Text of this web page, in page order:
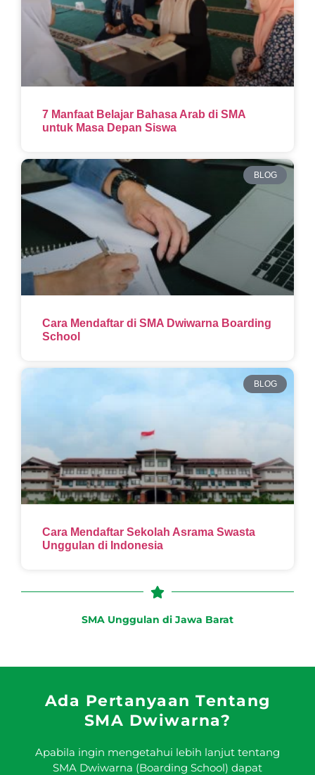
7 Manfaat Belajar Bahasa Arab di SMA
untuk Masa Depan Siswa
BLOG
Cara Mendaftar di SMA Dwiwarna Boarding
School
BLOG
Cara Mendaftar Sekolah Asrama Swasta
Unggulan di Indonesia
SMA Unggulan di Jawa Barat
Ada Pertanyaan Tentang
SMA Dwiwarna?
Apabila ingin mengetahui lebih lanjut tentang
SMA Dwiwarna (Boarding School) dapat